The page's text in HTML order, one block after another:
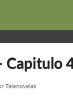
Capitulo
Telenovelas